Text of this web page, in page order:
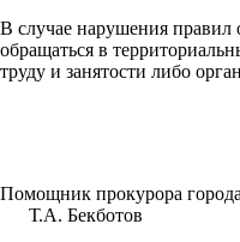
В случае нарушения правил
обращаться в
труду и занятости либо
Помощник
Т.А. Бекботов